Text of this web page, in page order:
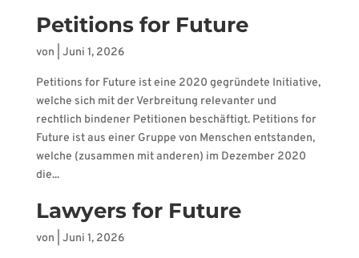
Petitions for Future
von Juni 1, 2026
Petitions for Future ist eine 2020 gegründete Initiative,
welche sich mit der Verbreitung relevanter und
rechtlich bindener Petitionen beschäftigt. Petitions for
Future ist aus einer Gruppe von Menschen entstanden,
welche (zusammen mit anderen) im Dezember 2020
die...
Lawyers for Future
von Juni 1, 2026